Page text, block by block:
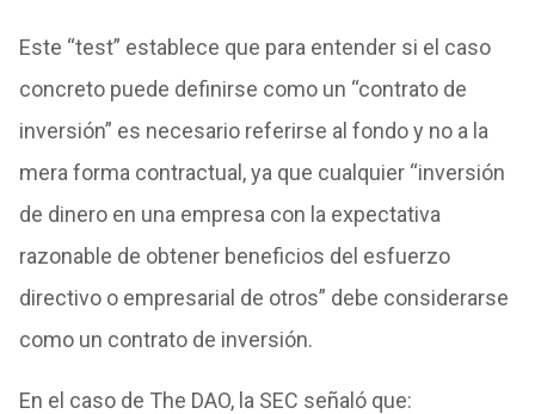
Este “test” establece que para entender si el caso
concreto puede definirse como un “contrato de
inversión” es necesario referirse al fondo y no a la
mera forma contractual, ya que cualquier “inversión
de dinero en una empresa con la expectativa
razonable de obtener beneficios del esfuerzo
directivo o empresarial de otros” debe considerarse
como un contrato de inversión.
En el caso de The DAO, la SEC señaló que: